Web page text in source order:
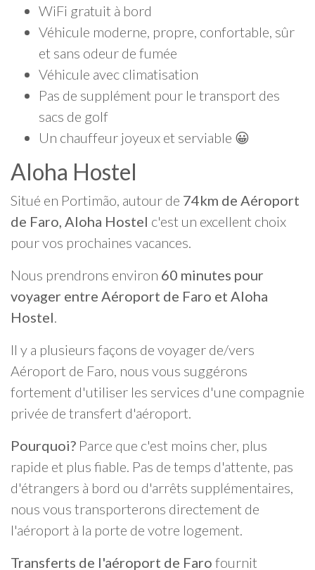
WiFi gratuit à bord
Véhicule moderne, propre, confortable, sûr
et sans odeur de fumée
Véhicule avec climatisation
Pas de supplément pour le transport des
sacs de golf
Un chauffeur joyeux et serviable 😀
Aloha Hostel
Situé en Portimão, autour de 74km de Aéroport
de Faro, Aloha Hostel c'est un excellent choix
pour vos prochaines vacances.
Nous prendrons environ 60 minutes pour
voyager entre Aéroport de Faro et Aloha
Hostel.
Il y a plusieurs façons de voyager de/vers
Aéroport de Faro, nous vous suggérons
fortement d'utiliser les services d'une compagnie
privée de transfert d'aéroport.
Pourquoi? Parce que c'est moins cher, plus
rapide et plus fiable. Pas de temps d'attente, pas
d'étrangers à bord ou d'arrêts supplémentaires,
nous vous transporterons directement de
l'aéroport à la porte de votre logement.
Transferts de l'aéroport de Faro fournit